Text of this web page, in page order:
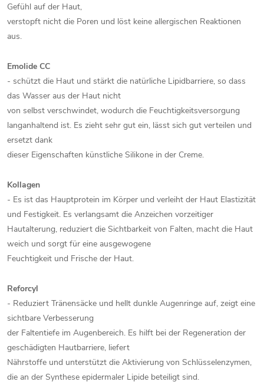
Gefühl auf der Haut,
verstopft nicht die Poren und löst keine allergischen Reaktionen
aus.
Emolide CC
- schützt die Haut und stärkt die natürliche Lipidbarriere, so dass
das Wasser aus der Haut nicht
von selbst verschwindet, wodurch die Feuchtigkeitsversorgung
langanhaltend ist. Es zieht sehr gut ein, lässt sich gut verteilen und
ersetzt dank
dieser Eigenschaften künstliche Silikone in der Creme.
Kollagen
- Es ist das Hauptprotein im Körper und verleiht der Haut Elastizität
und Festigkeit. Es verlangsamt die Anzeichen vorzeitiger
Hautalterung, reduziert die Sichtbarkeit von Falten, macht die Haut
weich und sorgt für eine ausgewogene
Feuchtigkeit und Frische der Haut.
Reforcyl
- Reduziert Tränensäcke und hellt dunkle Augenringe auf, zeigt eine
sichtbare Verbesserung
der Faltentiefe im Augenbereich. Es hilft bei der Regeneration der
geschädigten Hautbarriere, liefert
Nährstoffe und unterstützt die Aktivierung von Schlüsselenzymen,
die an der Synthese epidermaler Lipide beteiligt sind.